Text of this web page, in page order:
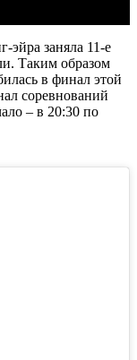
заняла 11-е
Таким образом
в финал этой
соревнований
– в 20:30 по